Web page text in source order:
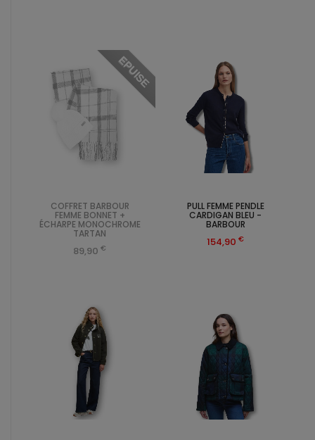
EPUISE
COFFRET BARBOUR
FEMME BONNET +
ÉCHARPE MONOCHROME
TARTAN
89,90€
PULL FEMME PENDLE
CARDIGAN BLEU -
BARBOUR
154,90€